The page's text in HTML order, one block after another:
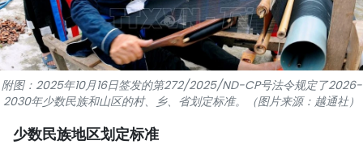
友谊桥梁
史海
多功能媒体
图表新闻
附图：2025年10月16日签发的第272/2025/ND-CP号法令规定了2026-
2030年少数民族和山区的村、乡、省划定标准。（图片来源：越通社）
少数民族地区划定标准